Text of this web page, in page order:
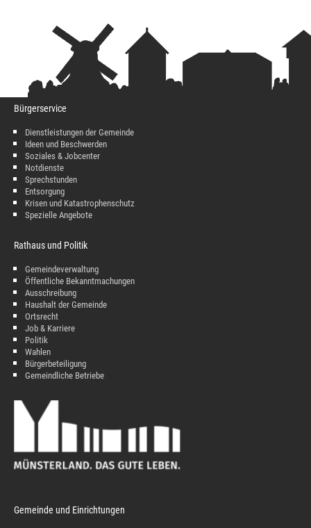
Bürgerservice
Dienstleistungen der Gemeinde
Ideen und Beschwerden
Soziales & Jobcenter
Notdienste
Sprechstunden
Entsorgung
Krisen und Katastrophenschutz
Spezielle Angebote
Rathaus und Politik
Gemeindeverwaltung
Öffentliche Bekanntmachungen
Ausschreibung
Haushalt der Gemeinde
Ortsrecht
Job & Karriere
Politik
Wahlen
Bürgerbeteiligung
Gemeindliche Betriebe
Gemeinde und Einrichtungen